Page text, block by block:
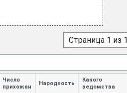
Страница 1 из 1
Число
прихожан
Народность
Какого
ведомства